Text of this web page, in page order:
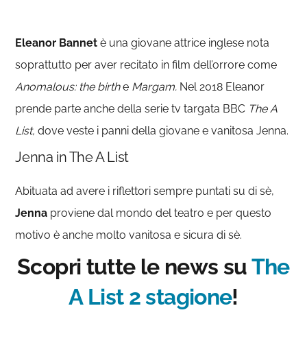
Eleanor Bannetè una giovane attrice inglese nota
soprattutto per aver recitato in film dell’orrore come
Anomalous: the birthe Margam. Nel 2018 Eleanor
prende parte anche della serie tv targata BBC The A
List,dove veste i panni della giovane e vanitosa Jenna.
Jenna in The A List
Abituata ad avere i riflettori sempre puntati su di sè,
Jenna proviene dal mondo del teatro e per questo
motivo è anche molto vanitosa e sicura di sè.
Scopri tutte le news suThe
A List 2 stagione!